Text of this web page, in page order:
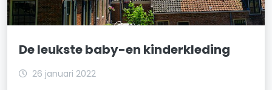
De leukste baby-en kinderkleding
26 januari 2022